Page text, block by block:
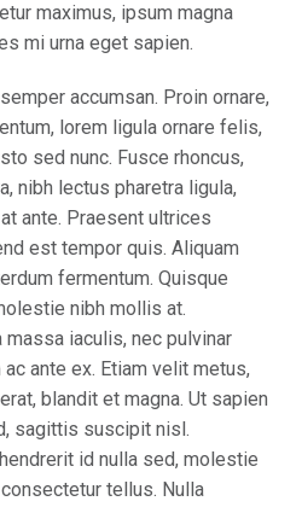
maximus, ipsum magna
mi urna eget sapien.
accumsan. Proin ornare,
lorem ligula ornare felis,
sed nunc. Fusce rhoncus,
nibh lectus pharetra ligula,
ante. Praesent ultrices
est tempor quis. Aliquam
fermentum. Quisque
nibh mollis at.
iaculis, nec pulvinar
ante ex. Etiam velit metus,
blandit et magna. Ut sapien
sagittis suscipit nisl.
id nulla sed, molestie
tellus. Nulla